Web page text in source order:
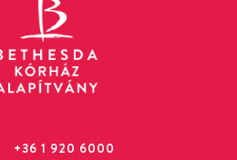
+36 1 920 6000